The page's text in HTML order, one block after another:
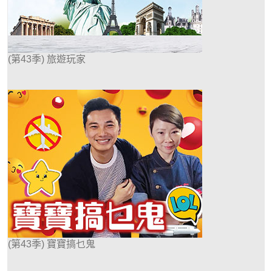
(第43季) 旅遊玩家
(第43季) 寶寶搞乜鬼